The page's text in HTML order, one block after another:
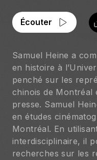
Écouter
Samuel Heine a
en histoire à
penché sur les
chinois de Montréal
presse. Samuel
en études
Montréal. En
interdisciplinaire, il
recherches sur les